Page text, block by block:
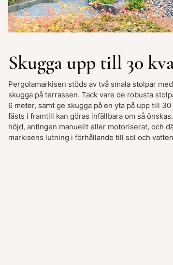
Skugga upp till 30
Pergolamarkisen stöds av två smala stolpar
skugga på terrassen. Tack vare de robusta
6 meter, samt ge skugga på en yta på upp till
fästs i framtill kan göras infällbara om så
höjd, antingen manuellt eller motoriserat, och
markisens lutning i förhållande till sol och